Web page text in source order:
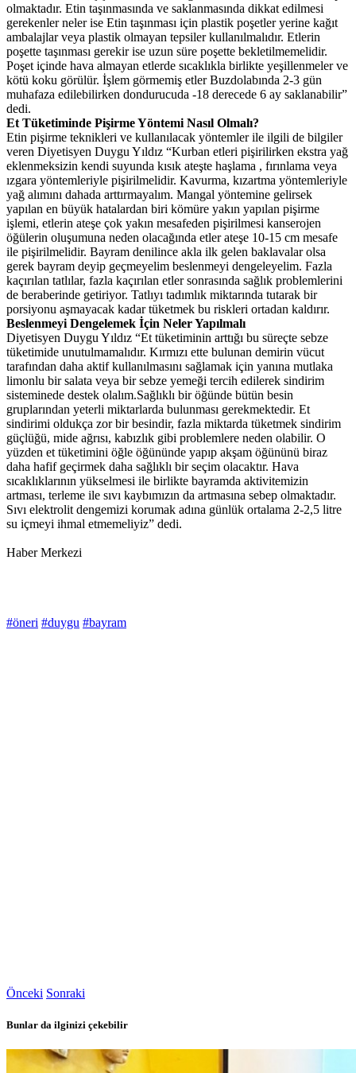
olmaktadır. Etin taşınmasında ve saklanmasında dikkat edilmesi
gerekenler neler ise Etin taşınması için plastik poşetler yerine kağıt
ambalajlar veya plastik olmayan tepsiler kullanılmalıdır. Etlerin
poşette taşınması gerekir ise uzun süre poşette bekletilmemelidir.
Poşet içinde hava almayan etlerde sıcaklıkla birlikte yeşillenmeler ve
kötü koku görülür. İşlem görmemiş etler Buzdolabında 2-3 gün
muhafaza edilebilirken dondurucuda -18 derecede 6 ay saklanabilir”
dedi.
Et Tüketiminde Pişirme Yöntemi Nasıl Olmalı?
Etin pişirme teknikleri ve kullanılacak yöntemler ile ilgili de bilgiler
veren Diyetisyen Duygu Yıldız “Kurban etleri pişirilirken ekstra yağ
eklenmeksizin kendi suyunda kısık ateşte haşlama , fırınlama veya
ızgara yöntemleriyle pişirilmelidir. Kavurma, kızartma yöntemleriyle
yağ alımını dahada arttırmayalım. Mangal yöntemine gelirsek
yapılan en büyük hatalardan biri kömüre yakın yapılan pişirme
işlemi, etlerin ateşe çok yakın mesafeden pişirilmesi kanserojen
öğülerin oluşumuna neden olacağında etler ateşe 10-15 cm mesafe
ile pişirilmelidir. Bayram denilince akla ilk gelen baklavalar olsa
gerek bayram deyip geçmeyelim beslenmeyi dengeleyelim. Fazla
kaçırılan tatlılar, fazla kaçırılan etler sonrasında sağlık problemlerini
de beraberinde getiriyor. Tatlıyı tadımlık miktarında tutarak bir
porsiyonu aşmayacak kadar tüketmek bu riskleri ortadan kaldırır.
Beslenmeyi Dengelemek İçin Neler Yapılmalı
Diyetisyen Duygu Yıldız “Et tüketiminin arttığı bu süreçte sebze
tüketimide unutulmamalıdır. Kırmızı ette bulunan demirin vücut
tarafından daha aktif kullanılmasını sağlamak için yanına mutlaka
limonlu bir salata veya bir sebze yemeği tercih edilerek sindirim
sisteminede destek olalım.Sağlıklı bir öğünde bütün besin
gruplarından yeterli miktarlarda bulunması gerekmektedir. Et
sindirimi oldukça zor bir besindir, fazla miktarda tüketmek sindirim
güçlüğü, mide ağrısı, kabızlık gibi problemlere neden olabilir. O
yüzden et tüketimini öğle öğününde yapıp akşam öğününü biraz
daha hafif geçirmek daha sağlıklı bir seçim olacaktır. Hava
sıcaklıklarının yükselmesi ile birlikte bayramda aktivitemizin
artması, terleme ile sıvı kaybımızın da artmasına sebep olmaktadır.
Sıvı elektrolit dengemizi korumak adına günlük ortalama 2-2,5 litre
su içmeyi ihmal etmemeliyiz” dedi.
Haber Merkezi
#öneri #duygu #bayram
Önceki Sonraki
Bunlar da ilginizi çekebilir